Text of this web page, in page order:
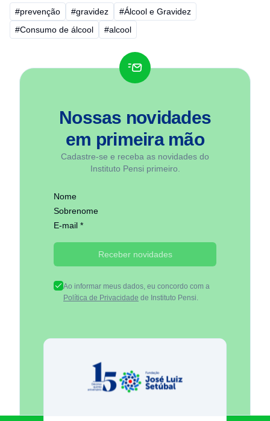
#prevenção #gravidez
#Álcool e Gravidez
#Consumo de álcool
#alcool
Nossas novidades
em primeira mão
Cadastre-se e receba as novidades do
Instituto Pensi primeiro.
Nome
Sobrenome
E-mail *
Receber novidades
Ao informar meus dados, eu concordo com a
Política de Privacidade de Instituto Pensi.
Fundação José Luiz Egydio